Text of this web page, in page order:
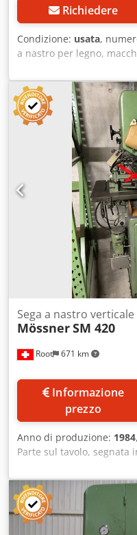
Richiedere
Condizione: usata,
a nastro per legno,
nastro, sega a nastro,
nastro: sega a nastro
di taglio: max. 780 mm -
Nastro per sega:
1800/875/A 2440 mm -
Root 671 km
Sega a nastro verticale
MössnerSM 420
prezzo
Anno di produzione: 1984
Parte sul tavolo, segnata